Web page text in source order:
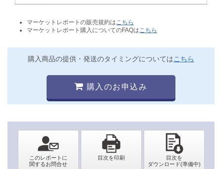
マーケットレポートの販売規約は こちら
マーケットレポート購入についてのFAQは こちら
購入商品の提供・発送のタイミングについてはこちら
購入のお申込み